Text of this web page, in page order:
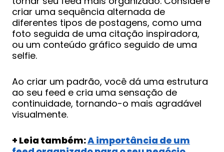
criar uma sequência alternada de
diferentes tipos de postagens, como uma
foto seguida de uma citação inspiradora,
ou um conteúdo gráfico seguido de uma
selfie.
Ao criar um padrão, você dá uma estrutura
ao seu feed e cria uma sensação de
continuidade, tornando-o mais agradável
visualmente.
+ Leia também:A importância de um